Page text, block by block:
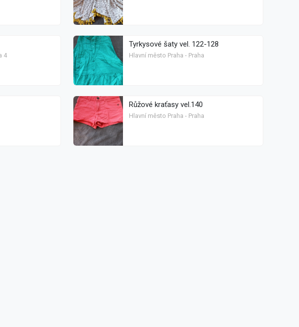
4
Tyrkysové šaty vel. 122-128
Hlavní město Praha - Praha
Růžové kraťasy vel.140
Hlavní město Praha - Praha